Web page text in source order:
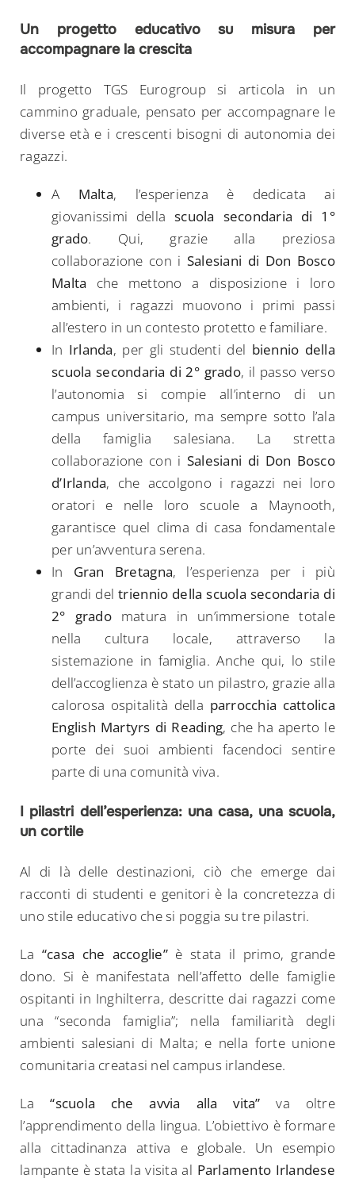
Un progetto educativo su misura per
accompagnare la crescita
Il progetto TGS Eurogroup si articola in un
cammino graduale, pensato per accompagnare le
diverse età e i crescenti bisogni di autonomia dei
ragazzi.
A Malta, l’esperienza è dedicata ai
giovanissimi dellascuola secondaria di 1°
grado. Qui, grazie alla preziosa
collaborazione con i Salesiani di Don Bosco
Malta che mettono a disposizione i loro
ambienti, i ragazzi muovono i primi passi
all’estero in un contesto protetto e familiare.
In Irlanda, per gli studenti del biennio della
scuola secondaria di 2° grado, il passo verso
l’autonomia si compie all’interno di un
campus universitario, ma sempre sotto l’ala
della famiglia salesiana. La stretta
collaborazione con i Salesiani di Don Bosco
d’Irlanda, che accolgono i ragazzi nei loro
oratori e nelle loro scuole a Maynooth,
garantisce quel clima di casa fondamentale
per un’avventura serena.
In Gran Bretagna, l’esperienza per i più
grandi deltriennio della scuola secondaria di
2° gradomatura in un’immersione totale
nella cultura locale, attraverso la
sistemazione in famiglia. Anche qui, lo stile
dell’accoglienza è stato un pilastro, grazie alla
calorosa ospitalità della parrocchia cattolica
English Martyrs di Reading, che ha aperto le
porte dei suoi ambienti facendoci sentire
parte di una comunità viva.
I pilastri dell’esperienza: una casa, una scuola,
un cortile
Al di là delle destinazioni, ciò che emerge dai
racconti di studenti e genitori è la concretezza di
uno stile educativo che si poggia su tre pilastri.
La “casa che accoglie”è stata il primo, grande
dono. Si è manifestata nell’affetto delle famiglie
ospitanti in Inghilterra, descritte dai ragazzi come
una “seconda famiglia”; nella familiarità degli
ambienti salesiani di Malta; e nella forte unione
comunitaria creatasi nel campus irlandese.
La“scuola che avvia alla vita” va oltre
l’apprendimento della lingua. L’obiettivo è formare
alla cittadinanza attiva e globale. Un esempio
lampante è stata la visita al Parlamento Irlandese